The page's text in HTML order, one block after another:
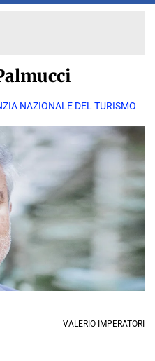
NAZIONALE DEL TURISMO
VALERIO IMPERATORI